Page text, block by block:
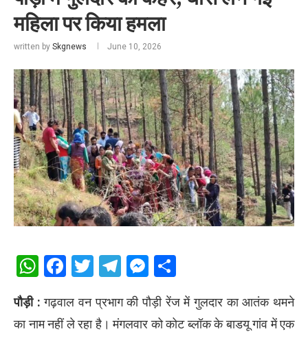
महिला पर किया हमला
written by Skgnews June 10, 2026
WhatsApp
Facebook
Twitter
Telegram
Messenger
पौड़ी : गढ़वाल वन प्रभाग की पौड़ी रेंज में गुलदार का आतंक थमने
का नाम नहीं ले रहा है। मंगलवार को कोट ब्लॉक के बाडयू गांव में एक